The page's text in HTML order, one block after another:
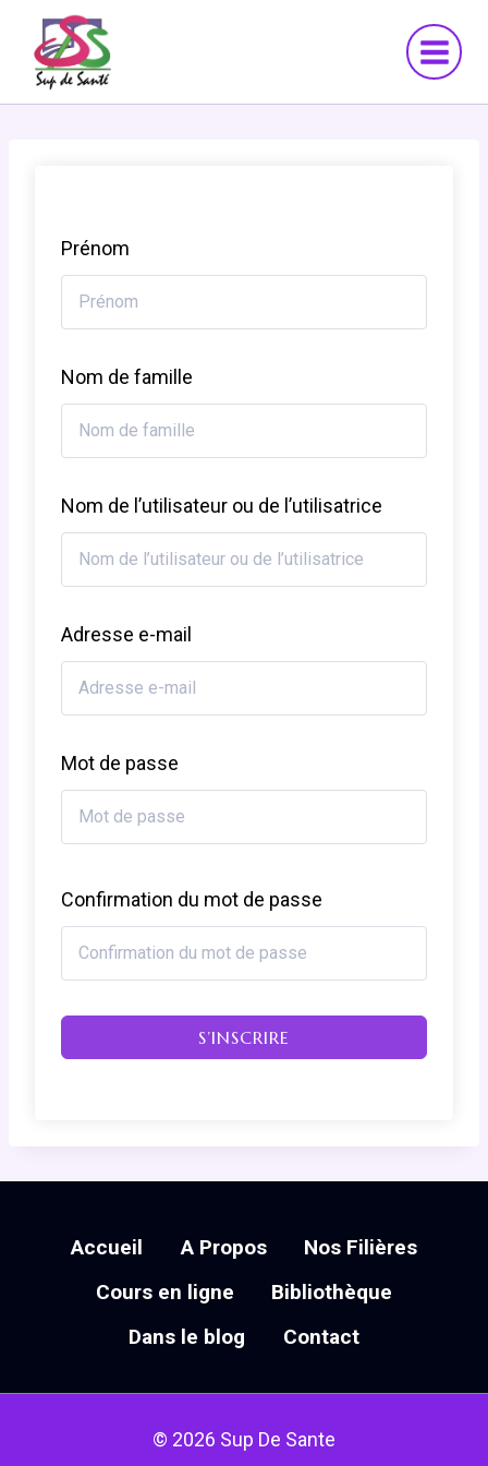
contenu
Prénom
Nom de famille
Nom de l’utilisateur ou de l’utilisatrice
Adresse e-mail
Mot de passe
Confirmation du mot de passe
S’INSCRIRE
Accueil A Propos
Nos Filières
Cours en ligne
Bibliothèque
Dans le blog
Contact
© 2026 Sup De Sante